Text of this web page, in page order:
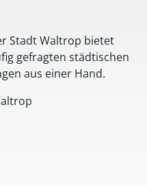
Stadt Waltrop bietet
gefragten städtischen
aus einer Hand.